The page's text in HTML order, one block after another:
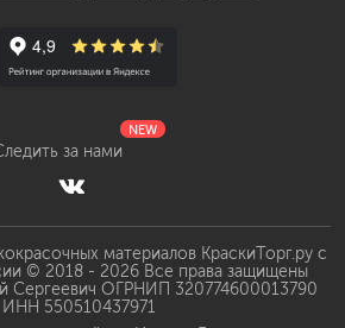
за нами
NEW
материалов КраскиТорг.ру с
© 2018 - 2026 Все права защищены
Сергеевич ОГРНИП 320774600013790
ИНН 550510437971